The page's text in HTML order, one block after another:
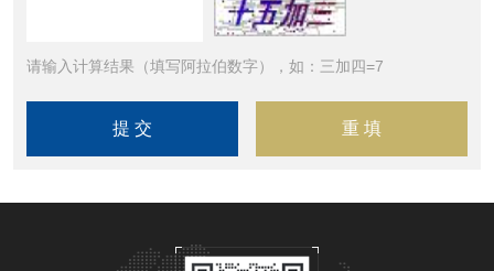
请输入计算结果（填写阿拉伯数字），如：三加四=7